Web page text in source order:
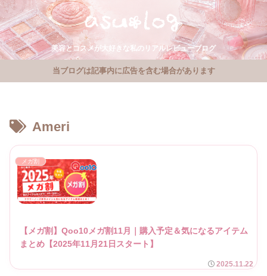
美容とコスメが大好きな私のリアルレビューブログ
当ブログは記事内に広告を含む場合があります
Ameri
メガ割
【メガ割】Qoo10メガ割11月｜購入予定＆気になるアイテム
まとめ【2025年11月21日スタート】
2025.11.22